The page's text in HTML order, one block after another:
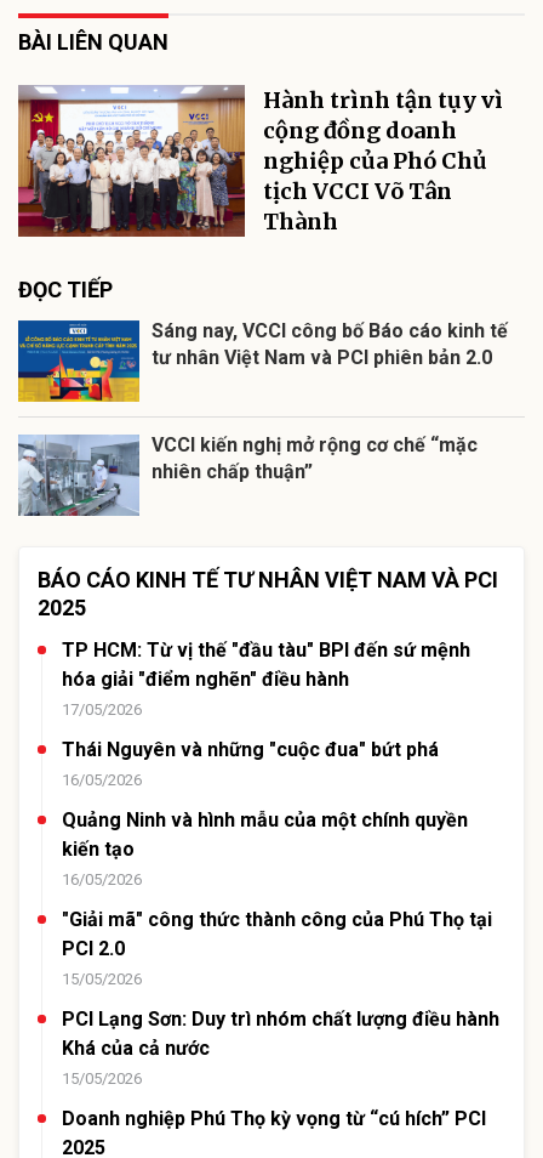
BÀI LIÊN QUAN
Hành trình tận tụy vì
cộng đồng doanh
nghiệp của Phó Chủ
tịch VCCI Võ Tân
Thành
ĐỌC TIẾP
Sáng nay, VCCI công bố Báo cáo kinh tế
tư nhân Việt Nam và PCI phiên bản 2.0
VCCI kiến nghị mở rộng cơ chế “mặc
nhiên chấp thuận”
BÁO CÁO KINH TẾ TƯ NHÂN VIỆT NAM VÀ PCI
2025
TP HCM: Từ vị thế "đầu tàu" BPI đến sứ mệnh
hóa giải "điểm nghẽn" điều hành
17/05/2026
Thái Nguyên và những "cuộc đua" bứt phá
16/05/2026
Quảng Ninh và hình mẫu của một chính quyền
kiến tạo
16/05/2026
"Giải mã" công thức thành công của Phú Thọ tại
PCI 2.0
15/05/2026
PCI Lạng Sơn: Duy trì nhóm chất lượng điều hành
Khá của cả nước
15/05/2026
Doanh nghiệp Phú Thọ kỳ vọng từ “cú hích” PCI
2025